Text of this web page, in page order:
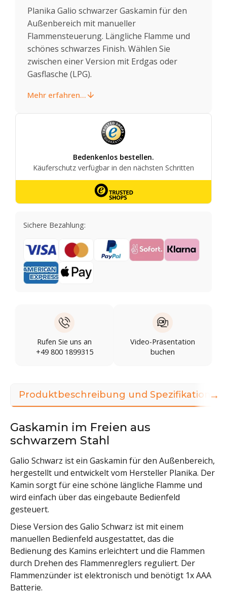
Planika Galio schwarzer Gaskamin für den
Außenbereich mit manueller
Flammensteuerung. Längliche Flamme und
schönes schwarzes Finish. Wählen Sie
zwischen einer Version mit Erdgas oder
Gasflasche (LPG).
Mehr erfahren...
Sichere Bezahlung:
Rufen Sie uns an
+49 800 1899315
Video-Präsentation
buchen
Produktbeschreibung und Spezifikationen
Gaskamin im Freien aus
schwarzem Stahl
Galio Schwarz ist ein Gaskamin für den Außenbereich,
hergestellt und entwickelt vom Hersteller Planika. Der
Kamin sorgt für eine schöne längliche Flamme und
wird einfach über das eingebaute Bedienfeld
gesteuert.
Diese Version des Galio Schwarz ist mit einem
manuellen Bedienfeld ausgestattet, das die
Bedienung des Kamins erleichtert und die Flammen
durch Drehen des Flammenreglers reguliert. Der
Flammenzünder ist elektronisch und benötigt 1x AAA
Batterie.
→